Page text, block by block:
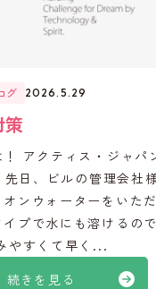
続きを見る
グ 2026.5.29
策
！ アクティス・ジャパ
日、ビルの管理会社
オンウォーターをいた
イプで水にも溶けるの
やすくて早く...